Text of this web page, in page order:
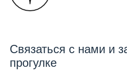
Связаться с нами и
прогулке